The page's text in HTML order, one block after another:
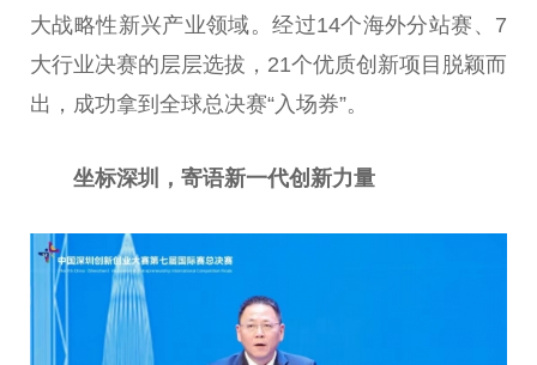
大战略性新兴产业领域。经过14个海外分站赛、7
大行业决赛的层层选拔，21个优质创新项目脱颖而
出，成功拿到全球总决赛“入场券”。
坐标深圳，寄语新一代创新力量